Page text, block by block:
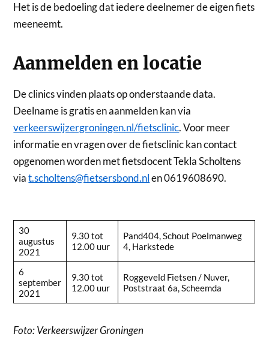
Het is de bedoeling dat iedere deelnemer de eigen fiets
meeneemt.
Aanmelden en locatie
De clinics vinden plaats op onderstaande data.
Deelname is gratis en aanmelden kan via
verkeerswijzergroningen.nl/fietsclinic. Voor meer
informatie en vragen over de fietsclinic kan contact
opgenomen worden met fietsdocent Tekla Scholtens
viat.scholtens@fietsersbond.nlen 0619608690.
30
augustus
2021
9.30 tot
12.00 uur
Pand404, Schout Poelmanweg
4, Harkstede
6
september
2021
9.30 tot
12.00 uur
Roggeveld Fietsen / Nuver,
Poststraat 6a, Scheemda
Foto: Verkeerswijzer Groningen